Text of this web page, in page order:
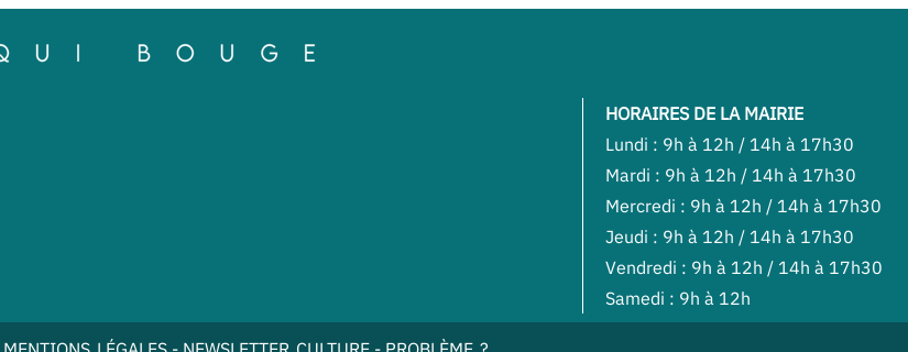
HORAIRES DE LA MAIRIE
Lundi : 9h à 12h / 14h à 17h30
Mardi : 9h à 12h / 14h à 17h30
Mercredi : 9h à 12h / 14h à 17h30
Jeudi : 9h à 12h / 14h à 17h30
Vendredi : 9h à 12h / 14h à 17h30
Samedi : 9h à 12h